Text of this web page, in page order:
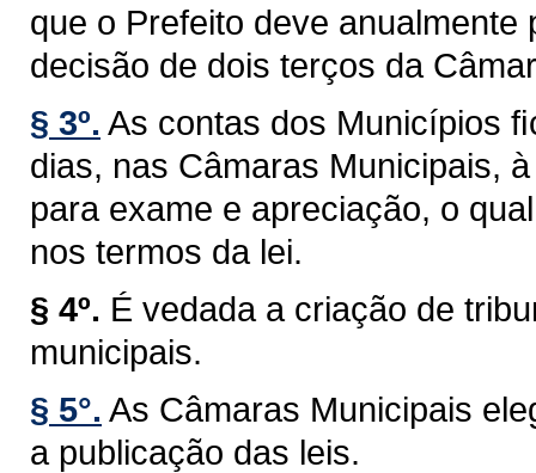
que o Prefeito deve
decisão de dois terços da
§ 3º. As contas dos Municípios
dias, nas Câmaras Municipais,
para exame e apreciação, o
nos termos da lei.
§ 4º. É vedada a criação de
municipais.
§ 5°. As Câmaras Municipais
a publicação das leis.